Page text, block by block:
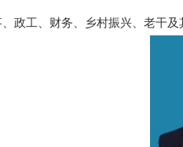
政工、财务、乡村振兴、老干